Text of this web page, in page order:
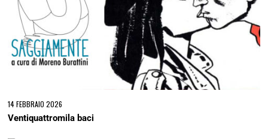
14 FEBBRAIO 2026
Ventiquattromila baci